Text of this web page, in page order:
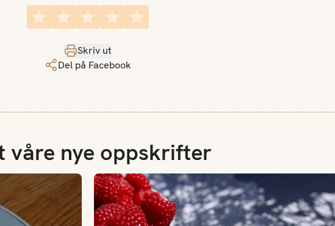
Skriv ut
Del på Facebook
våre nye oppskrifter
Bringebær med karamelliserte pistasjnøtter og vaniljeis